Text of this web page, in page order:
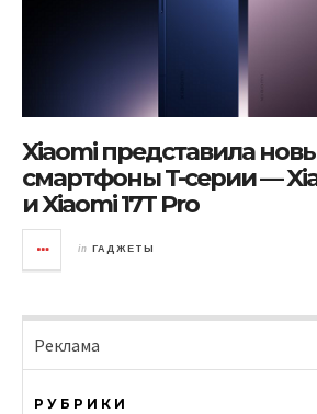
Xiaomi представила
смартфоны T-cерии —
и Xiaomi 17T Pro
in ГАДЖЕТЫ
Реклама
РУБРИКИ